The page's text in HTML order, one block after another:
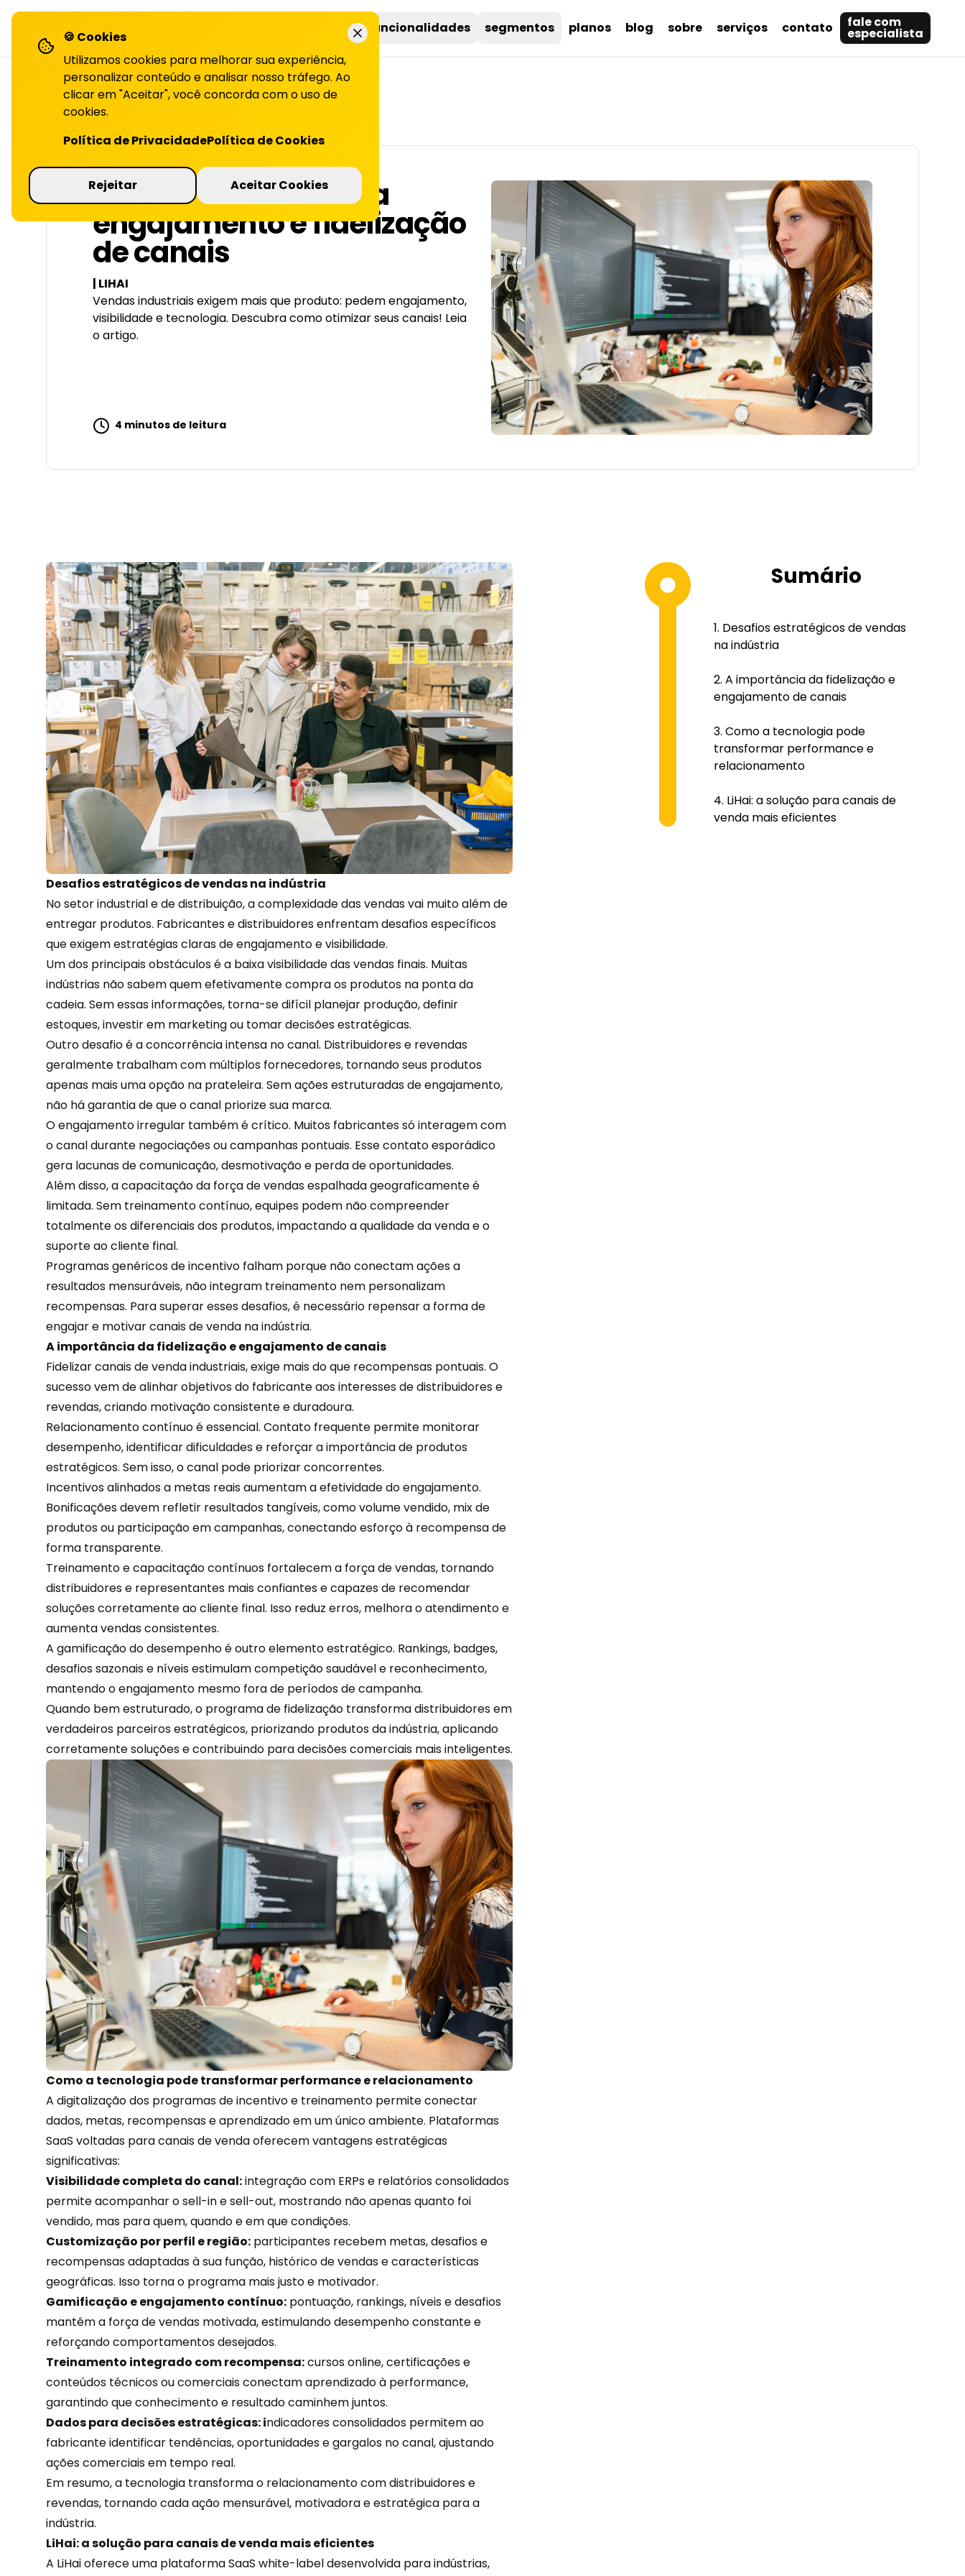
soluções funcionalidades segmentos planos blog sobre serviços contato fale com
especialista
VOLTAR PARA O BLOG
Indústrias: LiHai para
engajamento e fidelização
de canais
| LIHAI
Vendas industriais exigem mais que produto: pedem engajamento,
visibilidade e tecnologia. Descubra como otimizar seus canais! Leia
o artigo.
4 minutos de leitura
Sumário
Desafios estratégicos de vendas
na indústria
A importância da fidelização e
engajamento de canais
Como a tecnologia pode
transformar performance e
relacionamento
LiHai: a solução para canais de
venda mais eficientes
Desafios estratégicos de vendas na indústria
No setor industrial e de distribuição, a complexidade das vendas vai muito além de
entregar produtos. Fabricantes e distribuidores enfrentam desafios específicos
que exigem estratégias claras de engajamento e visibilidade.
Um dos principais obstáculos é a baixa visibilidade das vendas finais. Muitas
indústrias não sabem quem efetivamente compra os produtos na ponta da
cadeia. Sem essas informações, torna-se difícil planejar produção, definir
estoques, investir em marketing ou tomar decisões estratégicas.
Outro desafio é a concorrência intensa no canal. Distribuidores e revendas
geralmente trabalham com múltiplos fornecedores, tornando seus produtos
apenas mais uma opção na prateleira. Sem ações estruturadas deengajamento,
não há garantia de que o canal priorize sua marca.
O engajamento irregular também é crítico. Muitos fabricantes só interagem com
o canal durante negociações ou campanhas pontuais. Esse contato esporádico
gera lacunas de comunicação, desmotivação e perda de oportunidades.
Além disso, a capacitação da força de vendas espalhada geograficamente é
limitada. Sem treinamento contínuo, equipes podem não compreender
totalmente os diferenciais dos produtos, impactando a qualidade da venda e o
suporte ao cliente final.
Programas genéricos de incentivo falham porque não conectam ações a
resultados mensuráveis, não integram treinamento nem personalizam
recompensas. Para superar esses desafios, é necessário repensar a forma de
engajar e motivar canais de venda na indústria.
A importância da fidelização e engajamento de canais
Fidelizarcanais de vendaindustriais, exige mais do que recompensas pontuais. O
sucesso vem de alinhar objetivos do fabricante aos interesses de distribuidores e
revendas, criando motivação consistente e duradoura.
Relacionamento contínuo é essencial. Contato frequente permite monitorar
desempenho, identificar dificuldades e reforçar a importância de produtos
estratégicos. Sem isso, o canal pode priorizar concorrentes.
Incentivos alinhados a metas reais aumentam a efetividade do engajamento.
Bonificações devem refletir resultados tangíveis, como volume vendido, mix de
produtos ou participação em campanhas, conectando esforço à recompensa de
forma transparente.
Treinamento e capacitação contínuos fortalecem a força de vendas, tornando
distribuidorese representantes mais confiantes e capazes de recomendar
soluções corretamente ao cliente final. Isso reduz erros, melhora o atendimento e
aumenta vendas consistentes.
A gamificaçãodo desempenho é outro elemento estratégico. Rankings, badges,
desafios sazonais e níveis estimulam competição saudável e reconhecimento,
mantendo o engajamento mesmo fora de períodos de campanha.
Quando bem estruturado, o programa de fidelização transforma distribuidores em
verdadeiros parceiros estratégicos, priorizando produtos da indústria, aplicando
corretamente soluções e contribuindo para decisões comerciais mais inteligentes.
Como a tecnologia pode transformar performance e relacionamento
A digitalização dos programas de incentivo e treinamento permiteconectar
dados, metas, recompensas e aprendizado em um único ambiente. Plataformas
SaaS voltadas para canais de venda oferecem vantagens estratégicas
significativas:
Visibilidade completa do canal:integração com ERPs e relatórios consolidados
permite acompanhar o sell-in e sell-out, mostrando não apenas quanto foi
vendido, mas para quem, quando e em que condições.
Customização por perfil e região: participantes recebem metas,desafiose
recompensas adaptadas à sua função, histórico de vendas e características
geográficas. Isso torna o programa mais justo e motivador.
Gamificação e engajamento contínuo: pontuação, rankings, níveis e desafios
mantêm a força de vendas motivada, estimulando desempenho constante e
reforçando comportamentos desejados.
Treinamento integrado com recompensa:cursos online, certificações e
conteúdos técnicos ou comerciais conectam aprendizado à performance,
garantindo que conhecimento e resultado caminhem juntos.
Dados para decisões estratégicas: indicadores consolidados permitem ao
fabricante identificar tendências, oportunidades e gargalos no canal, ajustando
ações comerciais em tempo real.
Em resumo, a tecnologia transforma o relacionamento com distribuidores e
revendas, tornando cada ação mensurável, motivadora e estratégica para a
indústria.
LiHai: a solução para canais de venda mais eficientes
A LiHai oferece uma plataformaSaaS white-labeldesenvolvida para indústrias,
🍪 Cookies
Utilizamos cookies para melhorar sua experiência,
personalizar conteúdo e analisar nosso tráfego. Ao
clicar em "Aceitar", você concorda com o uso de
cookies.
Política de PrivacidadePolítica de Cookies
Rejeitar Aceitar Cookies